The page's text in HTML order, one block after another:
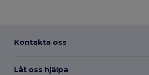
Kontakta oss
Låt oss hjälpa